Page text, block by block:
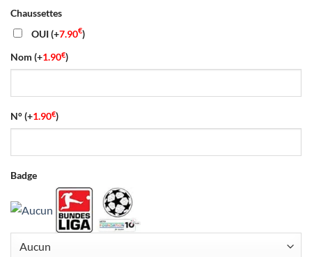
Chaussettes
OUI(+7.90€)
Nom (+1.90€)
N°(+1.90€)
Badge